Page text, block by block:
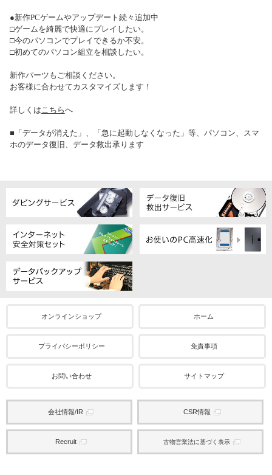
●新作PCゲームやアップデート続々追加中
□ゲームを綺麗で快適にプレイしたい。
□今のパソコンでプレイできるか不安。
□初めてのパソコン組立を相談したい。
新作パーツもご相談ください。
お客様に合わせてカスタマイズします！
詳しくはこちらへ
■「データが消えた」、「急に起動しなくなった」等、パソコン、スマ
ホのデータ復旧、データ救出承ります
オンラインショップ ホーム
プライバシーポリシー 免責事項
お問い合わせ サイトマップ
会社情報/IR CSR情報
Recruit 古物営業法に基づく表示